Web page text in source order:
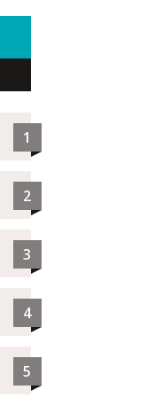
1
2
3
4
5